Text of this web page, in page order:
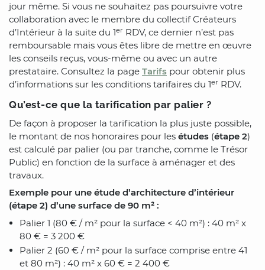
jour même. Si vous ne souhaitez pas poursuivre votre
collaboration avec le membre du collectif Créateurs
d’Intérieur à la suite du 1er RDV, ce dernier n’est pas
remboursable mais vous êtes libre de mettre en œuvre
les conseils reçus, vous-même ou avec un autre
prestataire. Consultez la page Tarifs pour obtenir plus
d’informations sur les conditions tarifaires du 1er RDV.
Qu’est-ce que la tarification par palier ?
De façon à proposer la tarification la plus juste possible,
le montant de nos honoraires pour les études (étape 2)
est calculé par palier (ou par tranche, comme le Trésor
Public) en fonction de la surface à aménager et des
travaux.
Exemple pour une étude d’architecture d’intérieur
(étape 2) d’une surface de 90 m² :
Palier 1 (80 € / m² pour la surface < 40 m²) : 40 m² x
80 € = 3 200 €
Palier 2 (60 € / m² pour la surface comprise entre 41
et 80 m²) : 40 m² x 60 € = 2 400 €